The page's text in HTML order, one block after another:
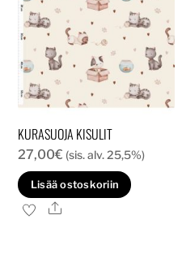
KURASUOJA KISULIT
27,00€ (sis. alv. 25,5%)
Lisää ostoskoriin
Ale